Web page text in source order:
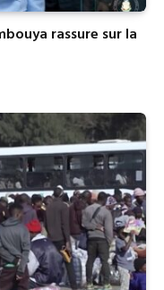
rassure sur la